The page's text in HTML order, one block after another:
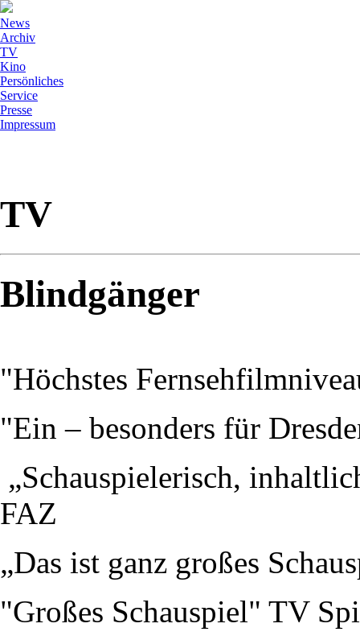
News
Archiv
TV
Kino
Persönliches
Service
Presse
Impressum
TV
Blindgänger
"Höchstes
"Ein – besonders für
„Schauspielerisch,
FAZ
„Das ist ganz großes
"Großes Schauspiel" TV